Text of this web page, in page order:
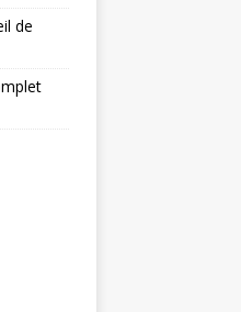
de